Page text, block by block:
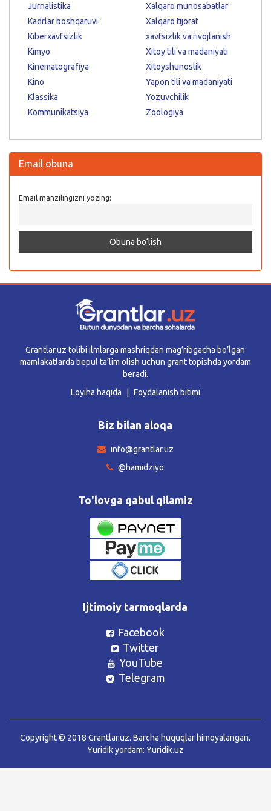
Jurnalistika
Kadrlar boshqaruvi
Kiberxavfsizlik
Kimyo
Kinematografiya
Kino
Klassika
Kommunikatsiya
Xalqaro munosabatlar
Xalqaro tijorat
xavfsizlik va rivojlanish
Xitoy tili va madaniyati
Xitoyshunoslik
Yapon tili va madaniyati
Yozuvchilik
Zoologiya
Email obuna
Email manzilingizni yozing:
Grantlar.uz tolibi ilmlarga mashriqdan mag’ribgacha bo’lgan
mamlakatlarda bepul ta’lim olish uchun grant topishda yordam
beradi.
Loyiha haqida
Foydalanish bitimi
Biz bilan aloqa
info@grantlar.uz
@hamidziyo
To'lovga qabul qilamiz
Ijtimoiy tarmoqlarda
Facebook
Twitter
YouTube
Telegram
Copyright © 2018 Grantlar.uz. Barcha huquqlar himoyalangan.
Yuridik yordam: Yuridik.uz